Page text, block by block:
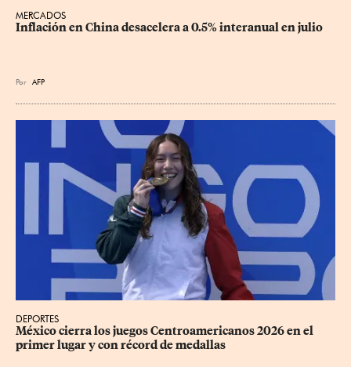
MERCADOS
Inflación en China desacelera a 0.5% interanual en julio
Por AFP
DEPORTES
México cierra los juegos Centroamericanos 2026 en el
primer lugar y con récord de medallas